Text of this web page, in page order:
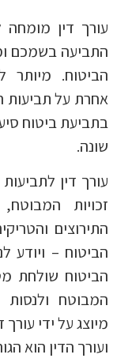
עורך דין מומחה
התביעה בשמכם
הביטוח. מיותר
אחרת על תביעות
בתביעת ביטוח
שונה.
עורך דין
זכויות
התירוצים
הביטוח – ויודע
הביטוח שולחת
המבוטח
מיוצג על ידי
ועורך הדין הוא